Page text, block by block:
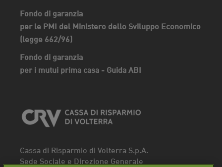
Fondo di garanzia
per le PMI del Ministero dello Sviluppo Economico
(legge 662/96)
Fondo di garanzia
per i mutui prima casa - Guida ABI
Cassa di Risparmio di Volterra S.p.A.
Sede Sociale e Direzione Generale